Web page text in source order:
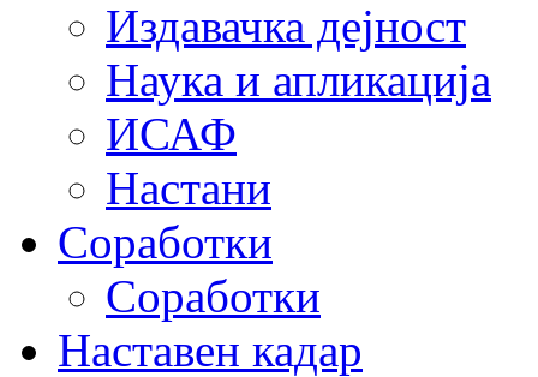
Издавачка дејност
Наука и апликација
ИСАФ
Настани
Соработки
Соработки
Наставен кадар